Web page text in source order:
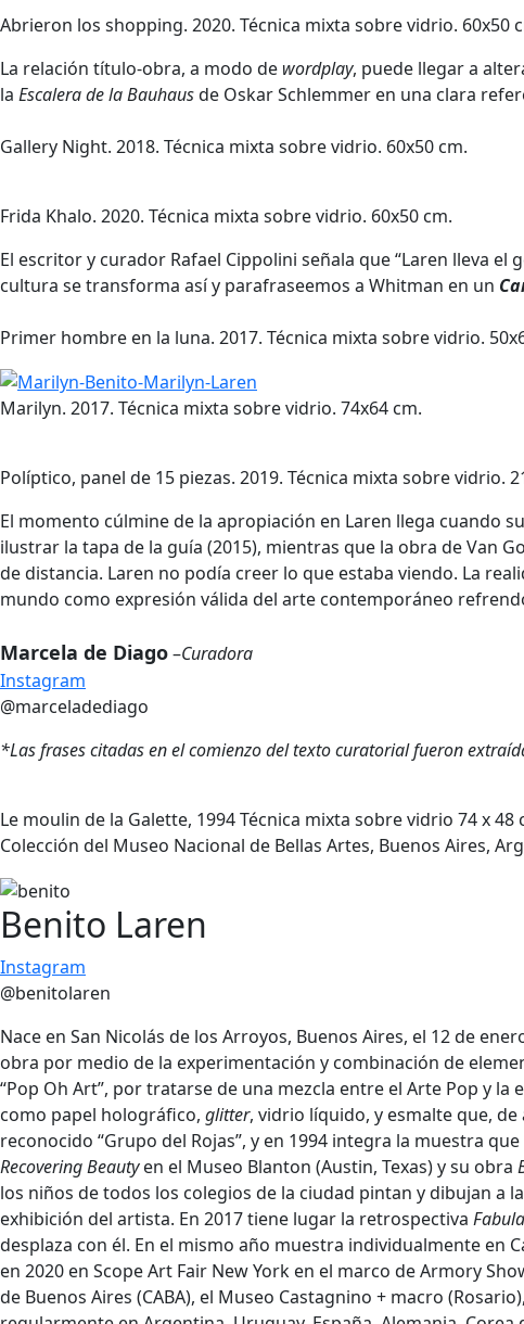
Abrieron los shopping. 2020. Técnica mixta sobre vidrio. 60x50
La relación título-obra, a modo de wordplay, puede llegar a
la Escalera de la Bauhausde Oskar Schlemmer en una clara
Gallery Night. 2018. Técnica mixta sobre vidrio. 60x50 cm.
Frida Khalo. 2020. Técnica mixta sobre vidrio. 60x50 cm.
El escritor y curador Rafael Cippolini señala que “Laren lleva
cultura se transforma así y parafraseemos a Whitman en un
Primer hombre en la luna. 2017. Técnica mixta sobre vidrio.
Marilyn. 2017. Técnica mixta sobre vidrio. 74x64 cm.
Políptico, panel de 15 piezas. 2019. Técnica mixta sobre vidrio.
El momento cúlmine de la apropiación en Laren llega cuando
ilustrar la tapa de la guía (2015), mientras que la obra de Van
de distancia. Laren no podía creer lo que estaba viendo. La
mundo como expresión válida del arte contemporáneo
Marcela de Diago–Curadora
Instagram
@marceladediago
*Las frases citadas en el comienzo del texto curatorial fueron
Le moulin de la Galette, 1994 Técnica mixta sobre vidrio 74 x
Colección del Museo Nacional de Bellas Artes, Buenos Aires,
Benito Laren
Instagram
@benitolaren
Nace en San Nicolás de los Arroyos, Buenos Aires, el 12 de
obra por medio de la experimentación y combinación de
“Pop Oh Art”, por tratarse de una mezcla entre el Arte Pop y
como papel holográfico, glitter, vidrio líquido, y esmalte que,
reconocido “Grupo del Rojas”, y en 1994 integra la muestra
Recovering Beautyen el Museo Blanton (Austin, Texas) y su obra
los niños de todos los colegios de la ciudad pintan y dibujan a
exhibición del artista. En 2017 tiene lugar la retrospectiva
desplaza con él. En el mismo año muestra individualmente en
en 2020 en Scope Art Fair New York en el marco de Armory
de Buenos Aires (CABA), el Museo Castagnino + macro